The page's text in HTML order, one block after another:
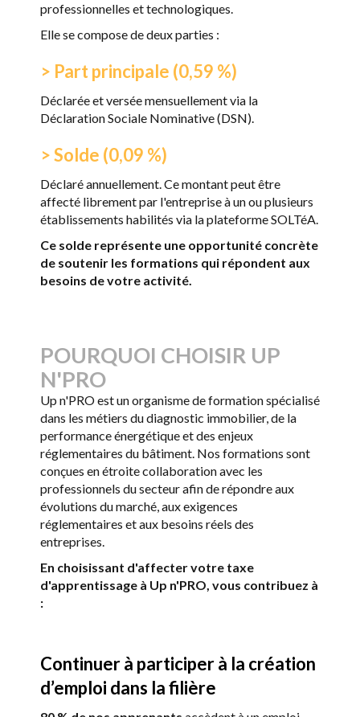
professionnelles et technologiques.
Elle se compose de deux parties :
> Part principale (0,59 %)
Déclarée et versée mensuellement via la
Déclaration Sociale Nominative (DSN).
> Solde (0,09 %)
Déclaré annuellement. Ce montant peut être
affecté librement par l'entreprise à un ou plusieurs
établissements habilités via la plateforme SOLTéA.
Ce solde représente une opportunité concrète
de soutenir les formations qui répondent aux
besoins de votre activité.
POURQUOI CHOISIR UP
N'PRO
Up n'PRO est un organisme de formation spécialisé
dans les métiers du diagnostic immobilier, de la
performance énergétique et des enjeux
réglementaires du bâtiment. Nos formations sont
conçues en étroite collaboration avec les
professionnels du secteur afin de répondre aux
évolutions du marché, aux exigences
réglementaires et aux besoins réels des
entreprises.
En choisissant d'affecter votre taxe
d'apprentissage à Up n'PRO, vous contribuez à
:
Continuer à participer à la création
d’emploi dans la filière